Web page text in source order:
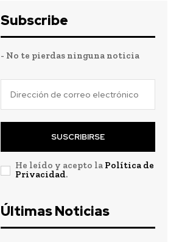
Subscribe
- No te pierdas ninguna noticia
SUSCRIBIRSE
He leído y acepto la Política de
Privacidad.
Últimas Noticias